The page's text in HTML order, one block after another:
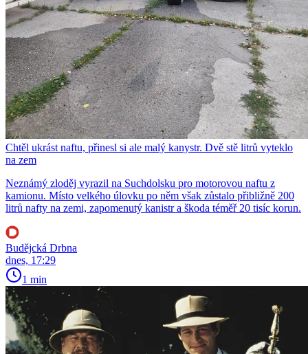
Chtěl ukrást naftu, přinesl si ale malý kanystr. Dvě stě litrů vyteklo
na zem
Neznámý zloděj vyrazil na Suchdolsku pro motorovou naftu z
kamionu. Místo velkého úlovku po něm však zůstalo přibližně 200
litrů nafty na zemi, zapomenutý kanistr a škoda téměř 20 tisíc korun.
Budějcká Drbna
dnes, 17:29
1 min